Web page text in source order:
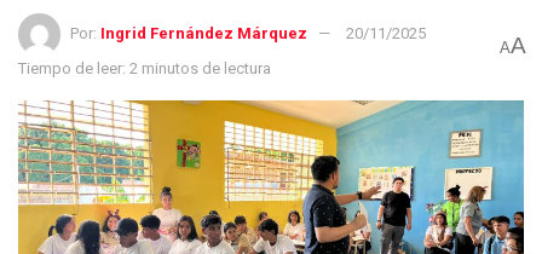
Por: Ingrid Fernández Márquez
20/11/2025
Tiempo de leer: 2 minutos de lectura
AA